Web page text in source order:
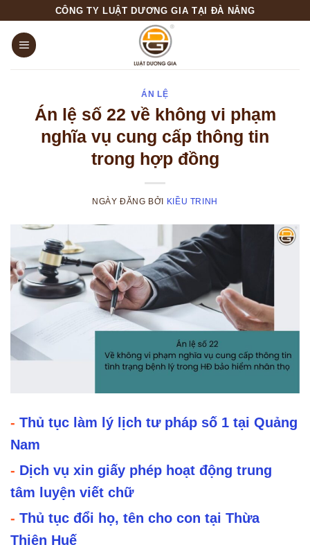
content
CÔNG TY LUẬT DƯƠNG GIA TẠI ĐÀ NẴNG
ÁN LỆ
Án lệ số 22 về không vi phạm
nghĩa vụ cung cấp thông tin
trong hợp đồng
NGÀY ĐĂNG BỞI KIỀU TRINH
- Thủ tục làm lý lịch tư pháp số 1 tại Quảng
Nam
- Dịch vụ xin giấy phép hoạt động trung
tâm luyện viết chữ
- Thủ tục đổi họ, tên cho con tại Thừa
Thiên Huế